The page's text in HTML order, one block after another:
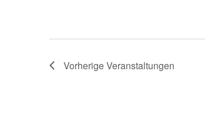
VorherigeVeranstaltungen